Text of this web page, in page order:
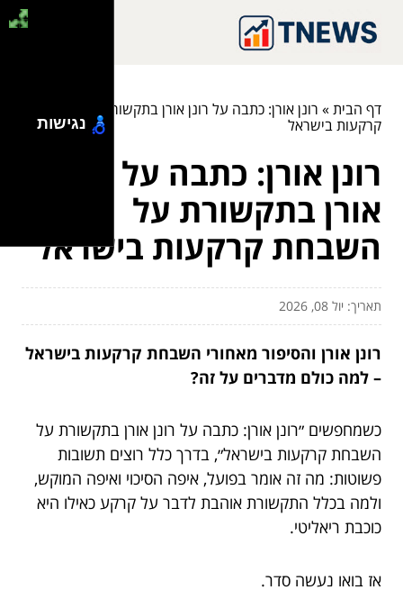
דף הבית» רונן אורן: כתבה על רונן אורן בתקשורת על השבחת
קרקעות בישראל
רונן אורן: כתבה על רונן
אורן בתקשורת על
השבחת קרקעות בישראל
תאריך: יול 08, 2026
רונן אורן והסיפור מאחורי השבחת קרקעות בישראל
– למה כולם מדברים על זה?
כשמחפשים ״רונן אורן: כתבה על רונן אורן בתקשורת על
השבחת קרקעות בישראל״, בדרך כלל רוצים תשובות
פשוטות: מה זה אומר בפועל, איפה הסיכוי ואיפה המוקש,
ולמה בכלל התקשורת אוהבת לדבר על קרקע כאילו היא
כוכבת ריאליטי.
אז בואו נעשה סדר.
נגישות